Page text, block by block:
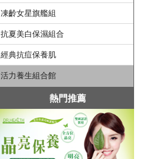
凍齡女星旗艦組
抗夏美白保濕組合
經典抗痘保養肌
活力養生組合館
熱門推薦